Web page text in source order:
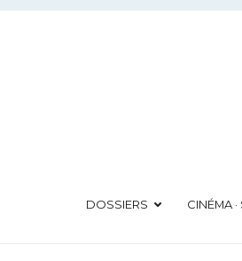
Aller
DOSSIERS CINÉMA ·